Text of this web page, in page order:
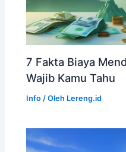
7 Fakta Biaya
Wajib Kamu Tahu
Info / Oleh Lereng.id